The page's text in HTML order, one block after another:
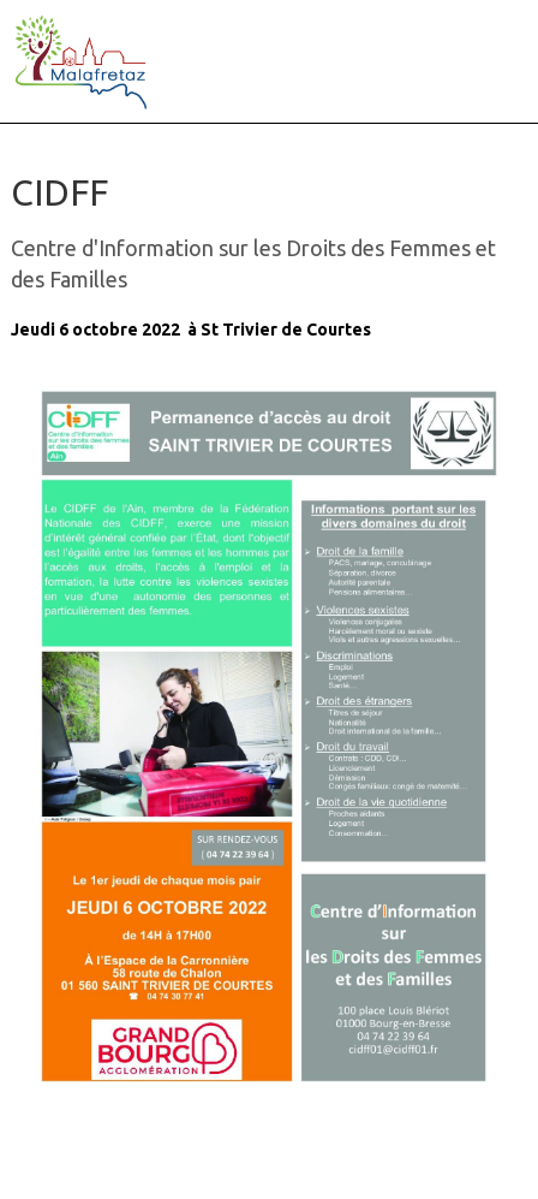
CIDFF
Centre d'Information sur les Droits des Femmes et
des Familles
Jeudi 6 octobre 2022 à St Trivier de Courtes